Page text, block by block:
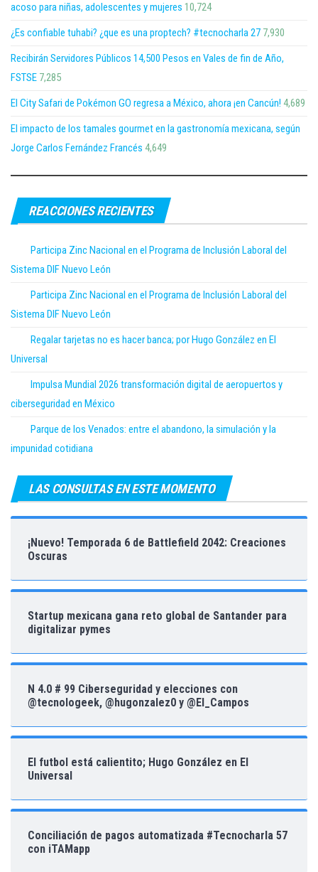
acoso para niñas, adolescentes y mujeres 10,724
¿Es confiable tuhabi? ¿que es una proptech? #tecnocharla 27 7,930
Recibirán Servidores Públicos 14,500 Pesos en Vales de fin de Año,
FSTSE 7,285
El City Safari de Pokémon GO regresa a México, ahora ¡en Cancún! 4,689
El impacto de los tamales gourmet en la gastronomía mexicana, según
Jorge Carlos Fernández Francés 4,649
REACCIONES RECIENTES
Participa Zinc Nacional en el Programa de Inclusión Laboral del
Sistema DIF Nuevo León
Participa Zinc Nacional en el Programa de Inclusión Laboral del
Sistema DIF Nuevo León
Regalar tarjetas no es hacer banca; por Hugo González en El
Universal
Impulsa Mundial 2026 transformación digital de aeropuertos y
ciberseguridad en México
Parque de los Venados: entre el abandono, la simulación y la
impunidad cotidiana
LAS CONSULTAS EN ESTE MOMENTO
¡Nuevo! Temporada 6 de Battlefield 2042: Creaciones
Oscuras
Startup mexicana gana reto global de Santander para
digitalizar pymes
N 4.0 # 99 Ciberseguridad y elecciones con
@tecnologeek, @hugonzalez0 y @El_Campos
El futbol está calientito; Hugo González en El
Universal
Conciliación de pagos automatizada #Tecnocharla 57
con iTAMapp